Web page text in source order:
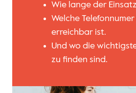
Wie lange der
Welche Telefonnumer
erreichbar ist.
Und wo die
zu finden sind.